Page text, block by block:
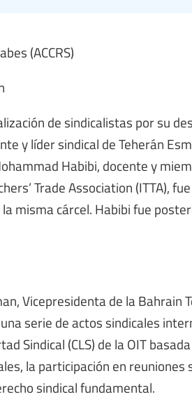
(ACCRS)
de sindicalistas por su
y líder sindical de Teherán
Habibi, docente y
Trade Association (ITTA),
misma cárcel. Habibi fue
Vicepresidenta de la Bahrain
serie de actos sindicales
Sindical (CLS) de la OIT
la participación en
sindical fundamental.